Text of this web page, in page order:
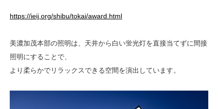
https://ieij.org/shibu/tokai/award.html
美濃加茂本部の照明は、天井から白い蛍光灯を直接当てずに間接
照明にすることで、
より柔らかでリラックスできる空間を演出しています。